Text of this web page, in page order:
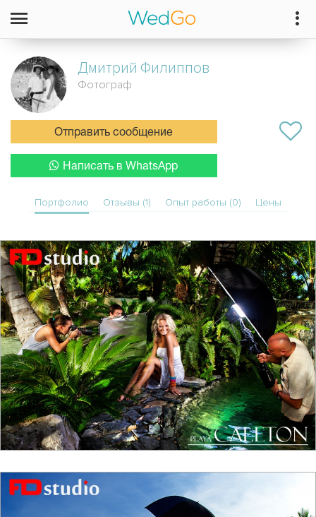
Дмитрий Филиппов
Фотограф
Отправить сообщение
Написать в WhatsApp
Портфолио Отзывы (1) Опыт работы (0) Цены